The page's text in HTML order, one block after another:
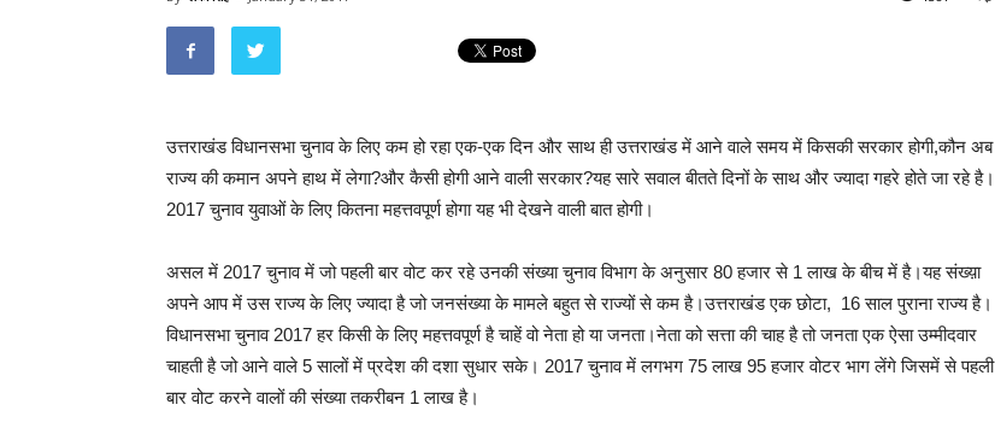
उत्तराखंड विधानसभा चुनाव के लिए कम हो रहा एक-एक दिन और साथ ही उत्तराखंड में आने वाले समय में किसकी सरकार होगी,कौन अब
राज्य की कमान अपने हाथ में लेगा?और कैसी होगी आने वाली सरकार?यह सारे सवाल बीतते दिनों के साथ और ज्यादा गहरे होते जा रहे है।
2017 चुनाव युवाओं के लिए कितना महत्तवपूर्ण होगा यह भी देखने वाली बात होगी।
असल में 2017 चुनाव में जो पहली बार वोट कर रहे उनकी संख्या चुनाव विभाग के अनुसार 80 हजार से 1 लाख के बीच में है।यह संख्य़ा
अपने आप में उस राज्य के लिए ज्यादा है जो जनसंख्या के मामले बहुत से राज्यों से कम है।उत्तराखंड एक छोटा, 16 साल पुराना राज्य है।
विधानसभा चुनाव 2017 हर किसी के लिए महत्तवपूर्ण है चाहें वो नेता हो या जनता।नेता को सत्ता की चाह है तो जनता एक ऐसा उम्मीदवार
चाहती है जो आने वाले 5 सालों में प्रदेश की दशा सुधार सके। 2017 चुनाव में लगभग 75 लाख 95 हजार वोटर भाग लेंगे जिसमें से पहली
बार वोट करने वालों की संख्या तकरीबन 1 लाख है।